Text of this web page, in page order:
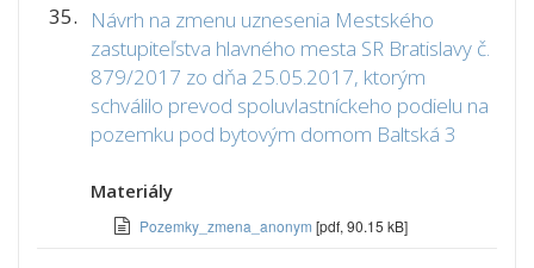
35.
Návrh na zmenu uznesenia Mestského
zastupiteľstva hlavného mesta SR Bratislavy č.
879/2017 zo dňa 25.05.2017, ktorým
schválilo prevod spoluvlastníckeho podielu na
pozemku pod bytovým domom Baltská 3
Materiály
Pozemky_zmena_anonym [pdf, 90.15 kB]